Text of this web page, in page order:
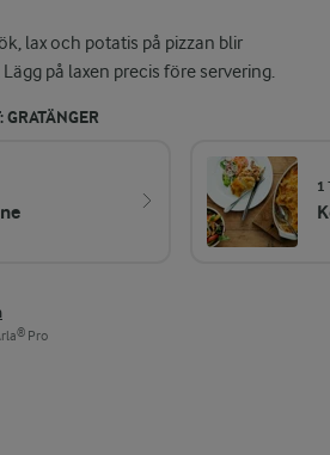
lax och potatis på pizzan blir
på laxen precis före servering.
GRATÄNGER
1
Pro